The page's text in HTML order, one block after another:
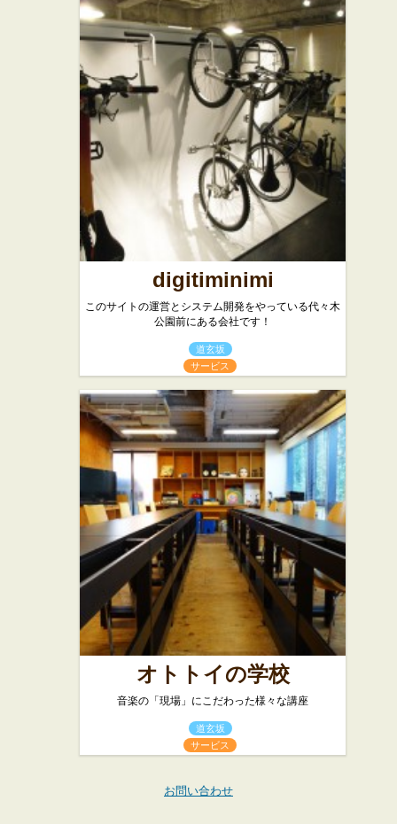
瑞穂 ★★☆
スイーツ
テディー
ズ ビガー
バーガー
渋谷
バーガーショップ
digitiminimi
このサイトの運営とシステム開発をやっている代々木
公園前にある会社です！
道玄坂
サービス
オトトイの学校
音楽の「現場」にこだわった様々な講座
道玄坂
サービス
お問い合わせ